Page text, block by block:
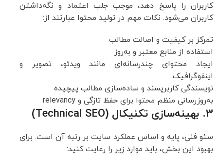
کاربران را پاسخ دهد، موجب جلب اعتماد و نگه‌داشتن
کاربران می‌شود. نکات مهم در تولید محتوا عبارتند از:
تمرکز بر کیفیت و اصالت مطالب
استفاده از منابع معتبر و به‌روز
ایجاد محتوای چندرسانه‌ای مانند ویدئو، تصویر و
اینفوگرافیک
نویسندگی کاربرپسند و ساده‌سازی مطالب پیچیده
به‌روزرسانی منظم محتوا برای حفظ تازگی و relevancy
3. بهینه‌سازی تکنیکال (Technical SEO)
سئو فنی، پایه و اساس عملکرد سایت بر رتبه آن است. برای
بهبود این بخش، باید موارد زیر را رعایت کنید: